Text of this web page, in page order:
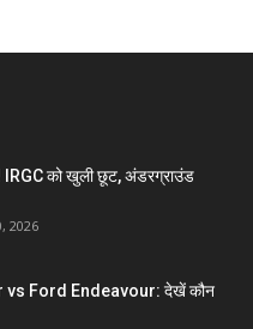
को खुली छूट, अंडरग्राउंड
2026
vs Ford Endeavour: देखें कौन